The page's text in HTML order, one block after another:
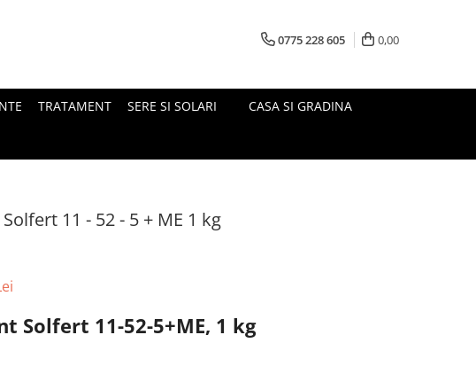
0775 228 605 0,00
TRATAMENT SERE SI SOLARI CASA SI GRADINA
11 - 52 - 5 + ME 1 kg
Solfert 11-52-5+ME, 1 kg